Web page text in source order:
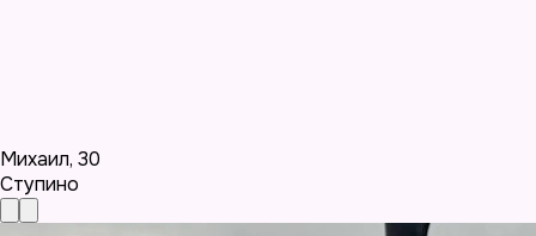
Михаил, 30
Ступино